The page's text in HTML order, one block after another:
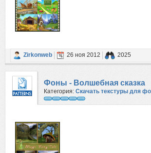
Zirkonweb 26 ноя 2012 2025
Фоны - Волшебная сказка
Категория: Скачать текстуры для